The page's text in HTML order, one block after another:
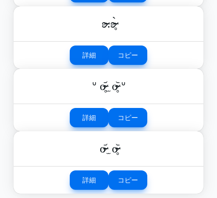
ʚ̴̶̷.ʚ̴̶̷̥̀
詳細 コピー
ᐡ o̴̶̷̥᷄ ̫ o̴̶̷̥᷅ ᐡ
詳細 コピー
o̴̶̷᷄ ̫ o̴̶̷̥᷅
詳細 コピー